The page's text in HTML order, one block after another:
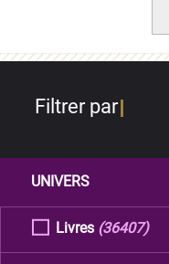
Filtrer par
UNIVERS
Livres (36407)